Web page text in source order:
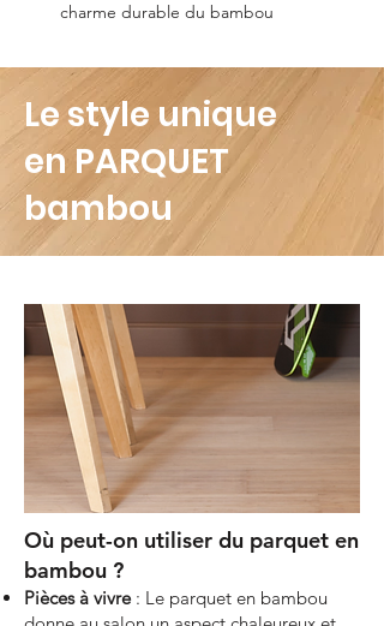
charme durable du bambou
Le style unique
en PARQUET
bambou
Où peut-on utiliser du parquet en
bambou ?
Pièces à vivre: Le parquet en bambou